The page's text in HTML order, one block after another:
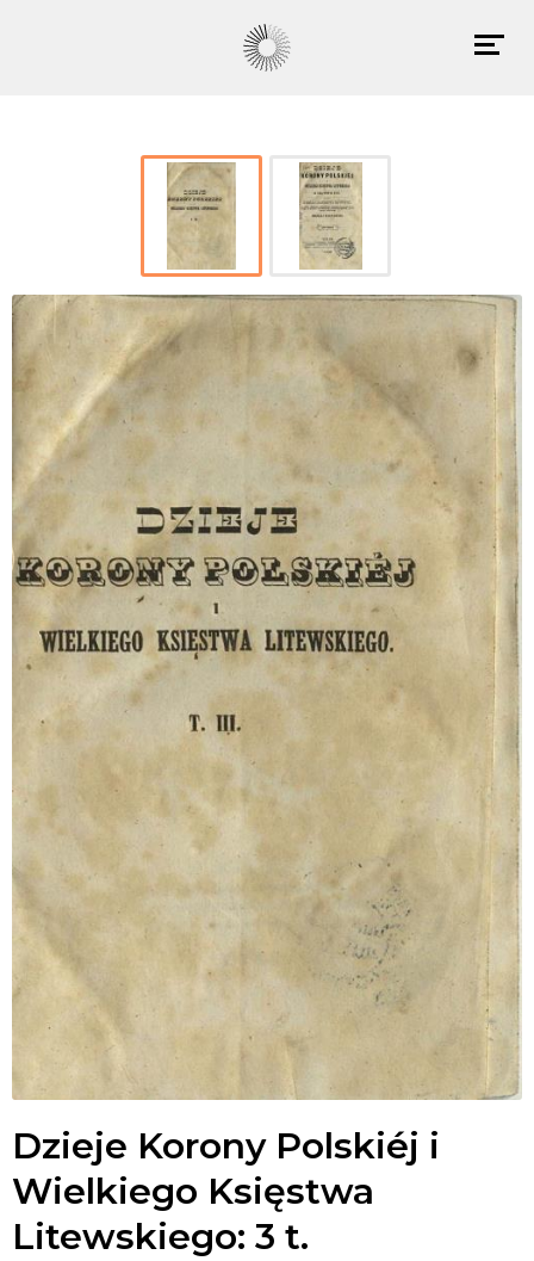
Dzieje Korony Polskiéj i
Wielkiego Księstwa
Litewskiego: 3 t.